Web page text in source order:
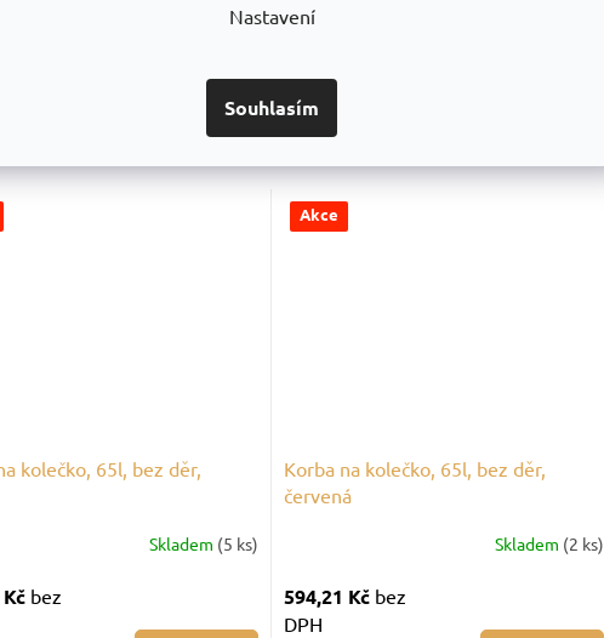
Nastavení
Souhlasím
větší zatížení, dlouhá životnost.
kolečko, 65l, bez děr,
Skladem (5 ks)
bez
Akce
Korba na kolečko, 65l, bez děr,
červená
Skladem (2 ks)
594,21 Kč bez
DPH